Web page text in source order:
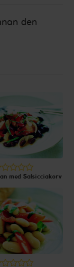
den
med Salsicciakorv